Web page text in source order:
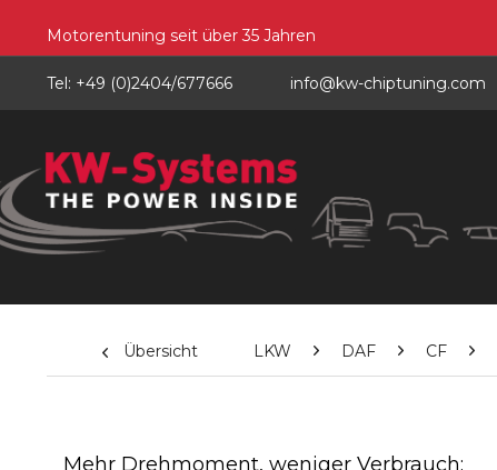
Motorentuning seit über 35 Jahren
Tel: +49 (0)2404/677666 info@kw-chiptuning.com
Übersicht LKW DAF CF
Mehr Drehmoment, weniger Verbrauch: